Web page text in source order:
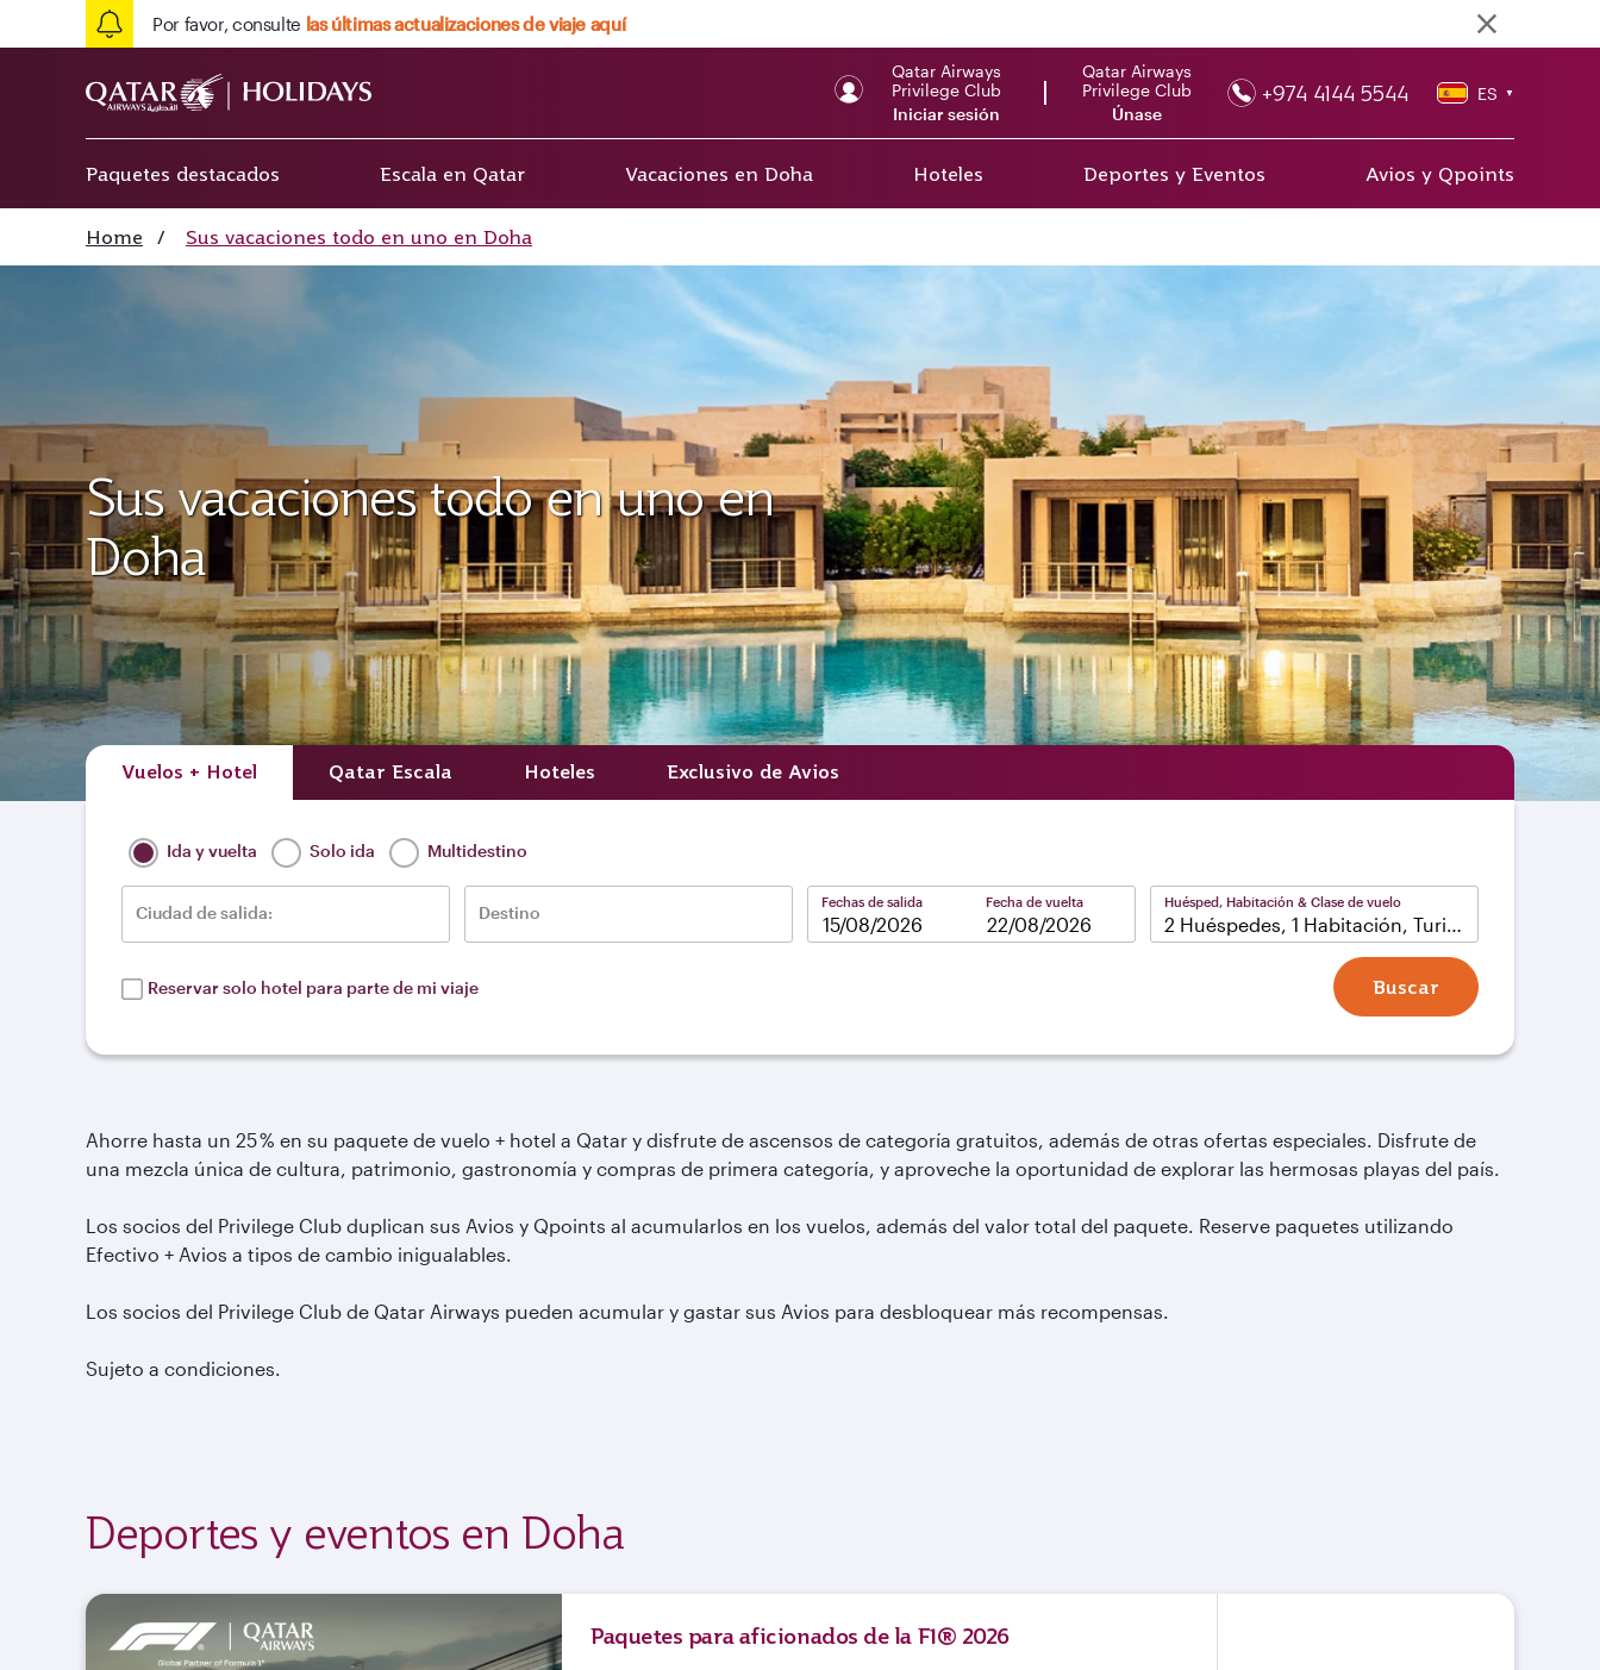
Por favor, consulte las últimas actualizaciones de viaje aquí
Qatar Airways
Privilege Club
Iniciar sesión
Qatar Airways
Privilege Club
Únase
+974 4144 5544 ES ▼
Paquetes destacados Escala en Qatar Vacaciones en Doha Hoteles Deportes y Eventos Avios y Qpoints
Home / Sus vacaciones todo en uno en Doha
Sus vacaciones todo en uno en
Doha
Vuelos + Hotel Qatar Escala Hoteles Exclusivo de Avios
Ida y vuelta Solo ida Multidestino
Ciudad de salida: Destino
Fechas de salida Fecha de vuelta Huésped, Habitación & Clase de vuelo
2 Huéspedes, 1 Habitación, Turista
Reservar solo hotel para parte de mi viaje Buscar
Ahorre hasta un 25 % en su paquete de vuelo + hotel a Qatar y disfrute de ascensos de categoría gratuitos, además de otras ofertas especiales. Disfrute de
una mezcla única de cultura, patrimonio, gastronomía y compras de primera categoría, y aproveche la oportunidad de explorar las hermosas playas del país.
Los socios del Privilege Club duplican sus Avios y Qpoints al acumularlos en los vuelos, además del valor total del paquete. Reserve paquetes utilizando
Efectivo + Avios a tipos de cambio inigualables.
Los socios del Privilege Club de Qatar Airways pueden acumular y gastar sus Avios para desbloquear más recompensas.
Sujeto a condiciones.
Deportes y eventos en Doha
Paquetes para aficionados de la F1® 2026